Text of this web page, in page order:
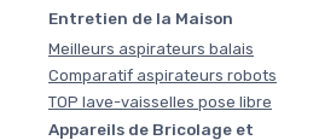
Entretien de la Maison
Meilleurs aspirateurs balais
Comparatif aspirateurs robots
TOP lave-vaisselles pose libre
Appareils de Bricolage et